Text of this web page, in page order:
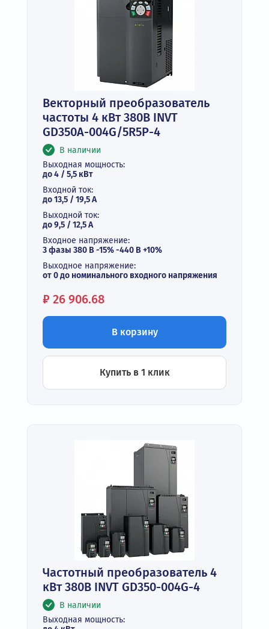
Векторный преобразователь
частоты 4 кВт 380В INVT
GD350A-004G/5R5P-4
В наличии
Выходная мощность:
до 4 / 5,5 кВт
Входной ток:
до 13,5 / 19,5 А
Выходной ток:
до 9,5 / 12,5 A
Входное напряжение:
3 фазы 380 В -15% -440 В +10%
Выходное напряжение:
от 0 до номинального входного напряжения
Цена:
₽ 26 906.68
В корзину
Купить в 1 клик
Частотный преобразователь 4
кВт 380В INVT GD350-004G-4
В наличии
Выходная мощность: